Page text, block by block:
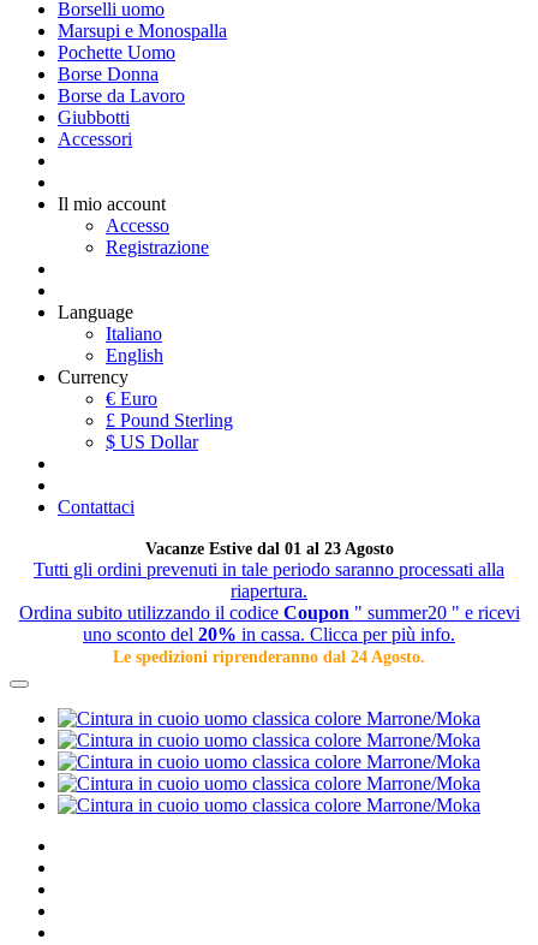
Borselli uomo
Marsupi e Monospalla
Pochette Uomo
Borse Donna
Borse da Lavoro
Giubbotti
Accessori
Il mio account
Accesso
Registrazione
Language
Italiano
English
Currency
€ Euro
£ Pound Sterling
$ US Dollar
Contattaci
Vacanze Estive dal 01 al 23 Agosto
Tutti gli ordini prevenuti in tale periodo saranno processati alla
riapertura.
Ordina subito utilizzando il codice Coupon " summer20 " e ricevi
uno sconto del 20% in cassa. Clicca per più info.
Le spedizioni riprenderanno dal 24 Agosto.